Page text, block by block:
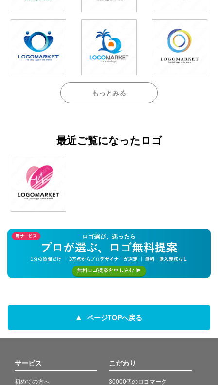
もっとみる
最近ご覧になったロゴ
ページTOPへ戻る
サービス
初めての方へ
こだわり
30000個のロゴマーク